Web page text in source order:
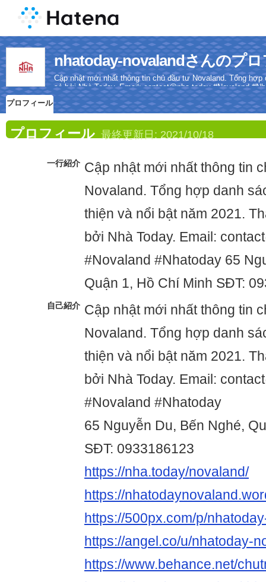
nhatoday-novalandさんのプロ
Cập nhật mới nhất thông tin chủ đầu tư Novaland. Tổng
sẻ bởi Nhà Today. Email: contact@nha.today #Novaland
0933186123
プロフィール
プロフィール 最終更新日: 2021/10/18
一行紹介 Cập nhật mới nhất thông tin
Novaland. Tổng hợp danh
thiện và nổi bật năm 2021.
bởi Nhà Today. Email:
#Novaland #Nhatoday 65
Quận 1, Hồ Chí Minh SĐT:
自己紹介 Cập nhật mới nhất thông tin
Novaland. Tổng hợp danh
thiện và nổi bật năm 2021.
bởi Nhà Today. Email:
#Novaland #Nhatoday
65 Nguyễn Du, Bến Nghé,
SĐT: 0933186123
https://nha.today/novaland/
https://
https://500px.com/p/
https://angel.co/u/nhatoday-
https://www.behance.net/